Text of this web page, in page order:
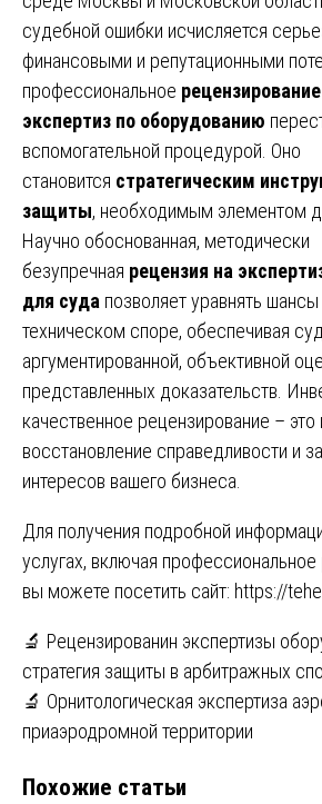
судебной ошибки исчисляется
финансовыми и репутационными
профессиональное
экспертиз по оборудованию
вспомогательной процедурой. Оно
становится стратегическим
защиты, необходимым элементом
Научно обоснованная, методически
безупречная рецензия на
для суда позволяет уравнять
техническом споре, обеспечивая
аргументированной, объективной
представленных доказательств.
качественное рецензирование – это
восстановление справедливости и
интересов вашего бизнеса.
Для получения подробной
услугах, включая
вы можете посетить сайт: https://
Навигация
по
записям
🔬 Рецензированин экспертизы
стратегия защиты в арбитражных
🔬 Орнитологическая экспертиза
приаэродромной территории
Похожие статьи